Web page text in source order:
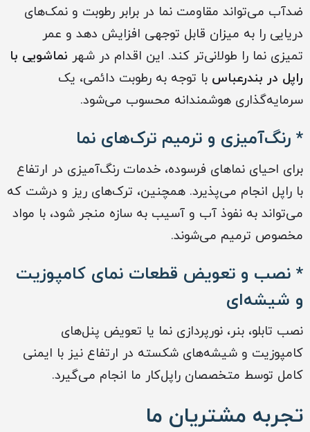
ضدآب می‌تواند مقاومت نما در برابر رطوبت و نمک‌های
دریایی را به میزان قابل توجهی افزایش دهد و عمر
تمیزی نما را طولانی‌تر کند. این اقدام در شهر نماشویی با
راپل در بندرعباس با توجه به رطوبت دائمی، یک
سرمایه‌گذاری هوشمندانه محسوب می‌شود.
* رنگ‌آمیزی و ترمیم ترک‌های نما
برای احیای نماهای فرسوده، خدمات رنگ‌آمیزی در ارتفاع
با راپل انجام می‌پذیرد. همچنین، ترک‌های ریز و درشت که
می‌تواند به نفوذ آب و آسیب به سازه منجر شود، با مواد
مخصوص ترمیم می‌شوند.
* نصب و تعویض قطعات نمای کامپوزیت
و شیشه‌ای
نصب تابلو، بنر، نورپردازی نما یا تعویض پنل‌های
کامپوزیت و شیشه‌های شکسته در ارتفاع نیز با ایمنی
کامل توسط متخصصان راپل‌کار ما انجام می‌گیرد.
تجربه مشتریان ما